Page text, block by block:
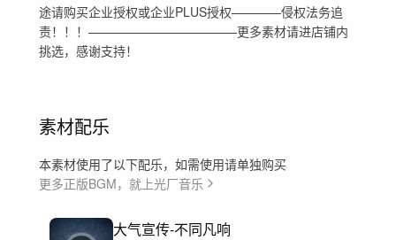
途请购买企业授权或企业PLUS授权————侵权法务追
责！！！————————————更多素材请进店铺内
挑选，感谢支持！
素材配乐
本素材使用了以下配乐，如需使用请单独购买
更多正版BGM，就上光厂音乐
大气宣传-不同凡响